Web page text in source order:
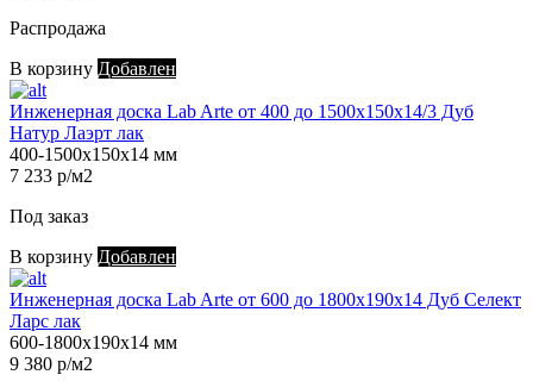
Распродажа
В корзину Добавлен
Инженерная доска Lab Arte от 400 до 1500х150х14/3 Дуб
Натур Лаэрт лак
400-1500х150х14 мм
7 233 р/м2
Под заказ
В корзину Добавлен
Инженерная доска Lab Arte от 600 до 1800х190х14 Дуб Селект
Ларс лак
600-1800х190х14 мм
9 380 р/м2